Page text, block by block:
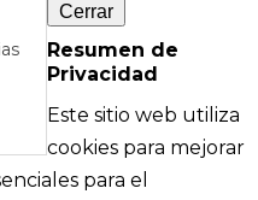
información técnica sobre
Cerrar
Resumen de
Privacidad
Este sitio web utiliza
cookies para mejorar
para el